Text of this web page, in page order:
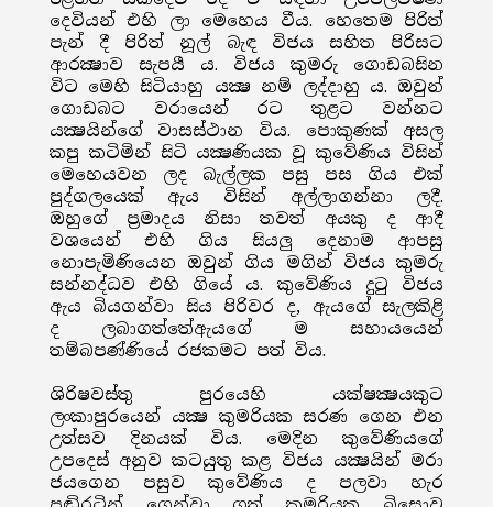
දෙවියන් එහි ලා මෙහෙය වීය. හෙතෙම පිරිත්
පැන් දී පිරිත් නූල් බැඳ විජය සහිත පිරිසට
ආරක්‍ෂාව සැපයී ය. විජය කුමරු ගොඩබසින
විට මෙහි සිටියාහු යක්‍ෂ නම් ලද්දාහු ය. ඔවුන්
ගොඩබට වරායෙන් රට තුළට වන්නට
යක්‍ෂයින්ගේ වාසස්ථාන විය. පොකුණක් අසල
කපු කටිමින් සිටි යක්‍ෂණියක වූ කුවේණිය විසින්
මෙහෙයවන ලද බැල්ලක පසු පස ගිය එක්
පුද්ගලයෙක් ඇය විසින් අල්ලාගන්නා ලදී.
ඔහුගේ ප්‍රමාදය නිසා තවත් අයකු ද ආදී
වශයෙන් එහි ගිය සියලු දෙනාම ආපසු
නොපැමිණියෙන ඔවුන් ගිය මගින් විජය කුමරු
සන්නද්ධව එහි ගියේ ය. කුවේණිය දුටු විජය
ඇය බියගන්වා සිය පිරිවර ද, ඇයගේ සැලකිළි
ද ලබාගත්තේඇයගේ ම සහායයෙන්
තම්බපණ්ණියේ රජකමට පත් විය.
ශිරිෂවස්තු පුරයෙහි යක්ෂක්‍ෂයකුට
ලංකාපුරයෙන් යක්‍ෂ කුමරියක සරණ ගෙන එන
උත්සව දිනයක් විය. මෙදින කුවේණියගේ
උපදෙස් අනුව කටයුතු කළ විජය යක්‍ෂයින් මරා
ජයගෙන පසුව කුවේණිය ද පලවා හැර